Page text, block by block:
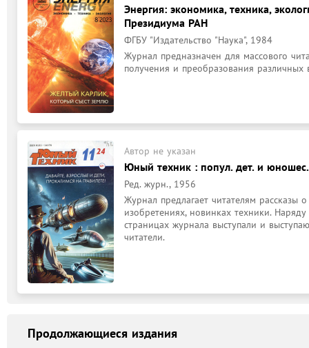
Энергия: экономика, техника,
Президиума РАН
ФГБУ "Издательство "Наука", 1984
Журнал предназначен для массового
получения и преобразования различных
Автор не указан
Юный техник : попул. дет. и
Ред. журн., 1956
Журнал предлагает читателям рассказы
изобретениях, новинках техники.
страницах журнала выступали и
читатели.
Продолжающиеся издания